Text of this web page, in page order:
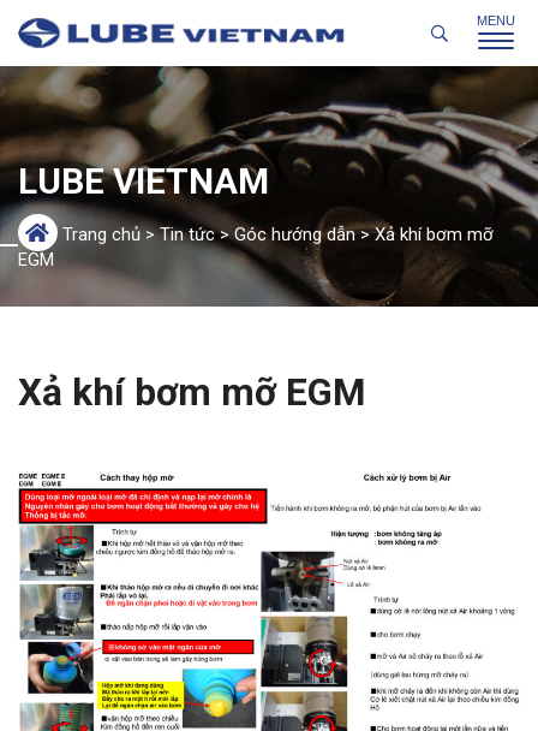
LUBE VIETNAM
Trang chủ>Tin tức>Góc hướng dẫn>Xả khí bơm mỡ
EGM
Xả khí bơm mỡ EGM